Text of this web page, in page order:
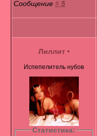
Сообщение#5
Лиллит •
Испепелитель нубов
Статистика: